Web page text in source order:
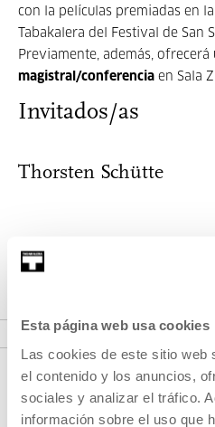
Esta página web usa cookies
Las cookies de este sitio web
el contenido y los anuncios,
sociales y analizar el tráfico.
información sobre el uso que
con la películas premiadas en
Tabakalera del Festival de San
Previamente, además, ofrecerá
magistral/conferencia en Sala
Invitados/as
Thorsten Schütte
Thorsten Schütte lleva más de